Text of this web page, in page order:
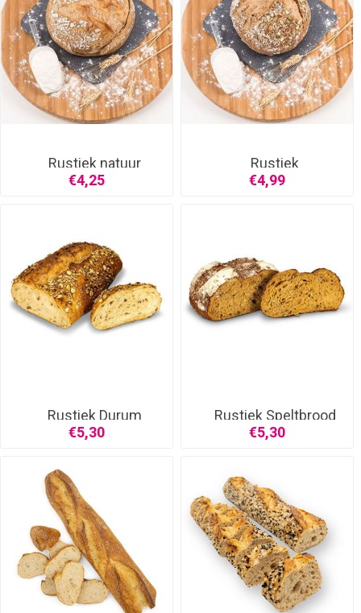
Rustiek natuur
€4,25
Rustiek
granen/zaden
€4,99
Rustiek Durum
€5,30
Rustiek Speltbrood
€5,30